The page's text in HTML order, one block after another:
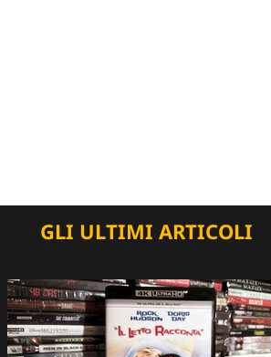
GLI ULTIMI ARTICOLI